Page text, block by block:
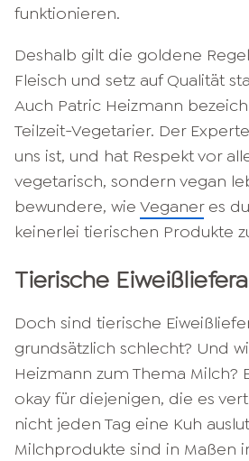
funktionieren.
Deshalb gilt die goldene
Fleisch und setz auf Qualität
Auch Patric Heizmann
Teilzeit-Vegetarier. Der
uns ist, und hat Respekt vor
vegetarisch, sondern vegan
bewundere, wie Veganeres
keinerlei tierischen Produkte
Tierische
Doch sind tierische
grundsätzlich schlecht? Und
Heizmann zum Thema Milch?
okay für diejenigen, die es
nicht jeden Tag eine Kuh
Milchprodukte sind in Maßen